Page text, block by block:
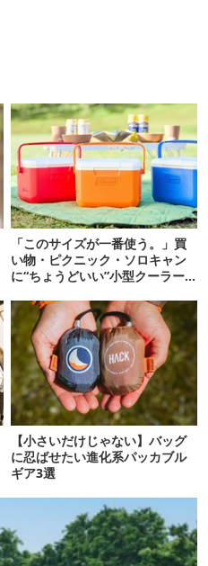
「このサイズが一番使う。」買
い物・ピクニック・ソロキャン
に“ちょうどいい”小型クーラー
【小さいだけじゃない】バッグ
に忍ばせたい進化系パッカブル
ギア3選